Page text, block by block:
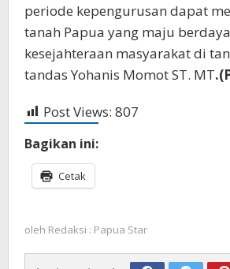
periode kepengurusan dapat
tanah Papua yang maju
kesejahteraan masyarakat di
tandas Yohanis Momot ST. MT
Post Views: 807
Bagikan ini:
Cetak
oleh Redaksi : Papua Star